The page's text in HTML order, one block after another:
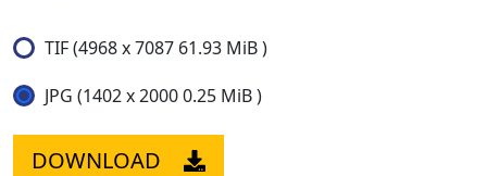
TIF (4968 x 7087 61.93 MiB )
JPG (1402 x 2000 0.25 MiB )
DOWNLOAD